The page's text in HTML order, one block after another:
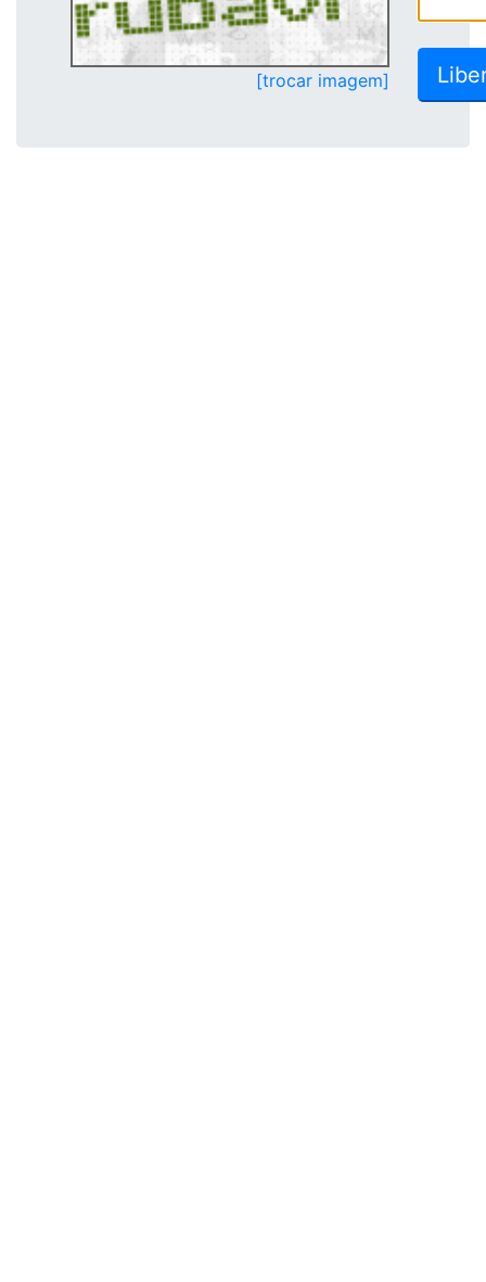
[trocar imagem]